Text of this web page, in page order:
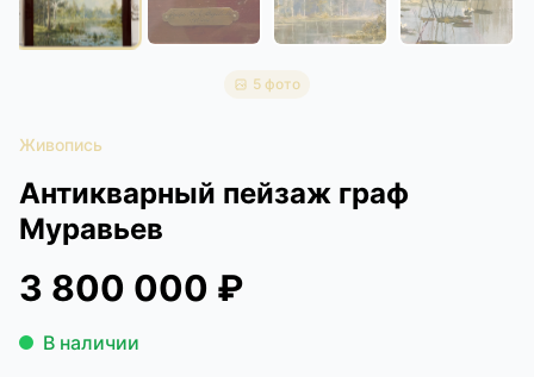
5 фото
Живопись
Антикварный пейзаж граф
Муравьев
3 800 000 ₽
В наличии